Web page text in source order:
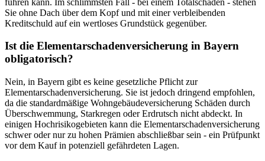
Sie ohne Dach über dem Kopf und mit einer verbleibenden
Kreditschuld auf ein wertloses Grundstück gegenüber.
Ist die Elementarschadenversicherung in Bayern
obligatorisch?
Nein, in Bayern gibt es keine gesetzliche Pflicht zur
Elementarschadenversicherung. Sie ist jedoch dringend empfohlen,
da die standardmäßige Wohngebäudeversicherung Schäden durch
Überschwemmung, Starkregen oder Erdrutsch nicht abdeckt. In
einigen Hochrisikogebieten kann die Elementarschadenversicherung
schwer oder nur zu hohen Prämien abschließbar sein - ein Prüfpunkt
vor dem Kauf in potenziell gefährdeten Lagen.